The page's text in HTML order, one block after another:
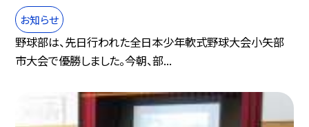
お知らせ
野球部は、先日行われた全日本少年軟式野球大会小矢部
市大会で優勝しました。今朝、部...